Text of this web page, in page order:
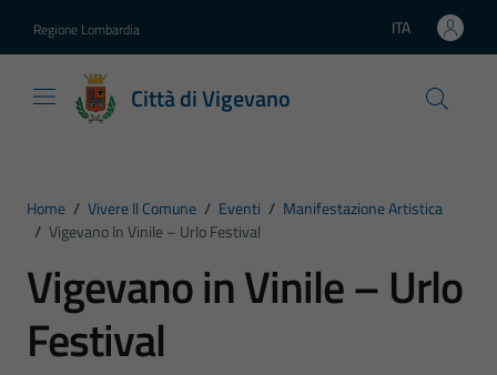
Regione Lombardia Lingua attiva:
ITA
Città di Vigevano
Home / Vivere Il Comune / Eventi / Manifestazione Artistica
/ Vigevano In Vinile – Urlo Festival
Vigevano in Vinile – Urlo
Festival